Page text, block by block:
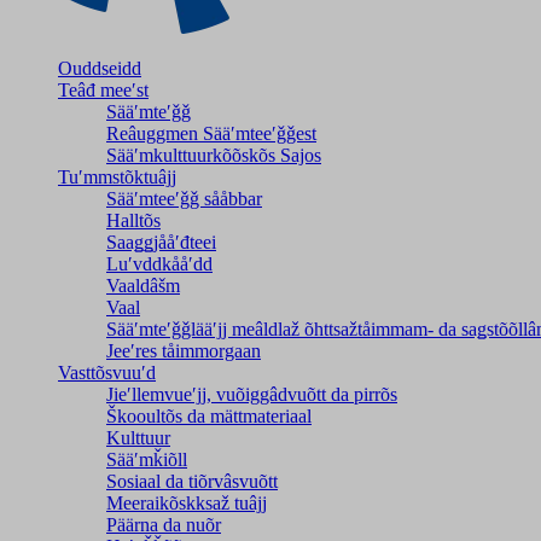
Ouddseidd
Teâđ meeʹst
Sääʹmteʹǧǧ
Reâuggmen Sääʹmteeʹǧǧest
Sääʹmkulttuurkõõskõs Sajos
Tuʹmmstõktuâjj
Sääʹmteeʹǧǧ sååbbar
Halltõs
Saaǥǥjååʹđteei
Luʹvddkååʹdd
Vaaldâšm
Vaal
Sääʹmteʹǧǧlääʹjj meâldlaž õhttsažtåimmam- da
Jeeʹres tåimmorgaan
Vasttõsvuuʹd
Jieʹllemvueʹjj, vuõiggâdvuõtt da pirrõs
Škooultõs da mättmateriaal
Kulttuur
Sääʹmǩiõll
Sosiaal da tiõrvâsvuõtt
Meeraikõskksaž tuâjj
Päärna da nuõr